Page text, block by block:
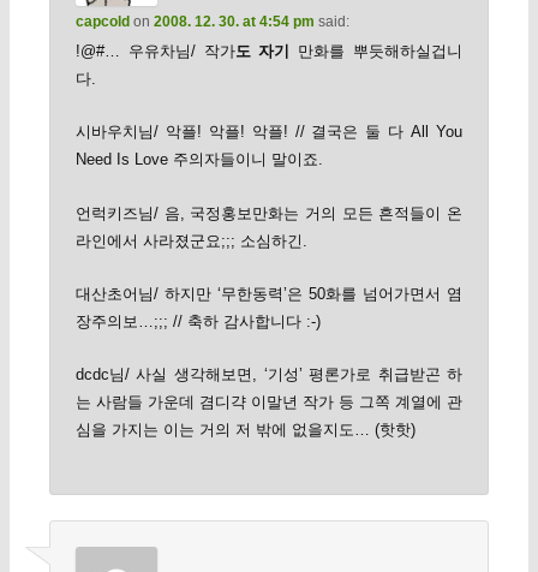
capcold on 2008. 12. 30. at 4:54 pm said:
!@#… 우유차님/ 작가도 자기
만화를 뿌듯해하실겁니
다.
시바우치님/ 악플! 악플! 악플! // 결국은 둘 다 All You
Need Is Love 주의자들이니 말이죠.
언럭키즈님/ 음, 국정홍보만화는 거의 모든 흔적들이 온
라인에서 사라졌군요;;; 소심하긴.
대산초어님/ 하지만 ‘무한동력’은 50화를 넘어가면서 염
장주의보…;;; // 축하 감사합니다 :-)
dcdc님/ 사실 생각해보면, ‘기성’ 평론가로 취급받곤 하
는 사람들 가운데 겸디갹 이말년 작가 등 그쪽 계열에 관
심을 가지는 이는 거의 저 밖에 없을지도… (핫핫)